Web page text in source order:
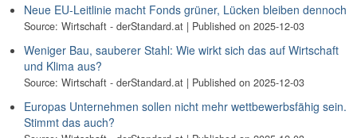
Neue EU-Leitlinie macht Fonds grüner, Lücken bleiben dennoch
Source: Wirtschaft - derStandard.at Published on 2025-12-03
Weniger Bau, sauberer Stahl: Wie wirkt sich das auf Wirtschaft
und Klima aus?
Source: Wirtschaft - derStandard.at Published on 2025-12-03
Europas Unternehmen sollen nicht mehr wettbewerbsfähig sein.
Stimmt das auch?